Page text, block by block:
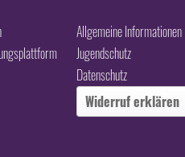
Allgemeine Informationen
Jugendschutz
Datenschutz
Widerruf erklären